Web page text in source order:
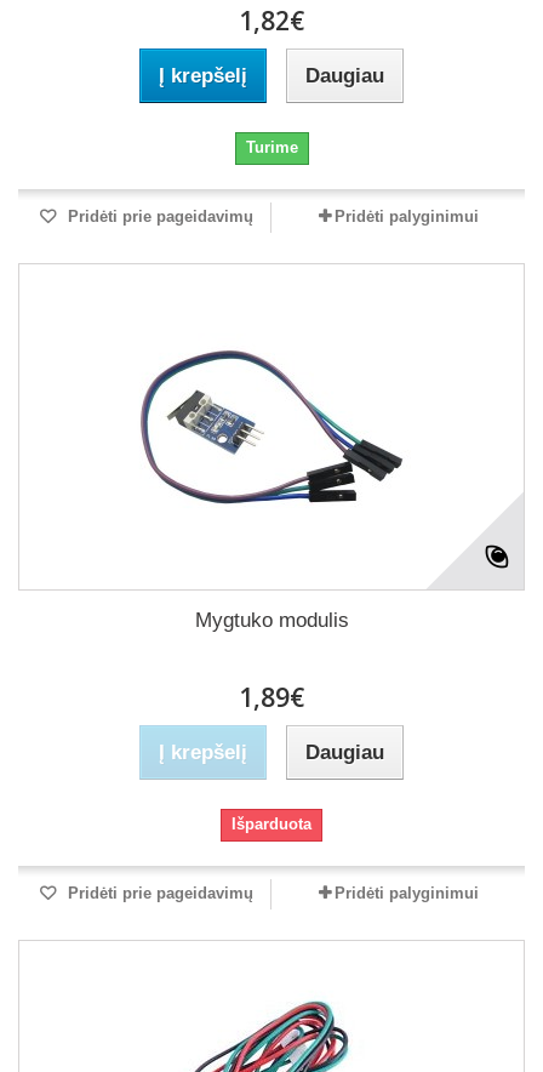
1,82€
Į krepšelį Daugiau
Turime
Pridėti prie pageidavimų Pridėti palyginimui
Mygtuko modulis
1,89€
Į krepšelį Daugiau
Išparduota
Pridėti prie pageidavimų Pridėti palyginimui